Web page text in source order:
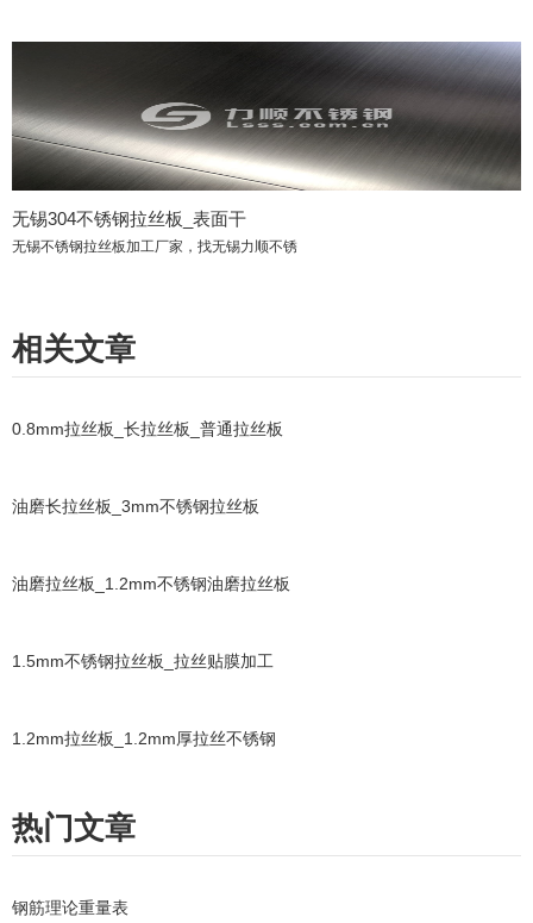
无锡304不锈钢拉丝板_表面干
无锡不锈钢拉丝板加工厂家，找无锡力顺不锈
相关文章
0.8mm拉丝板_长拉丝板_普通拉丝板
油磨长拉丝板_3mm不锈钢拉丝板
油磨拉丝板_1.2mm不锈钢油磨拉丝板
1.5mm不锈钢拉丝板_拉丝贴膜加工
1.2mm拉丝板_1.2mm厚拉丝不锈钢
热门文章
钢筋理论重量表